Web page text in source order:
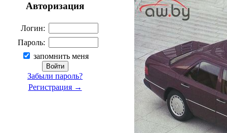
Авторизация
Логин:
Пароль:
запомнить меня
Забыли пароль?
Регистрация →